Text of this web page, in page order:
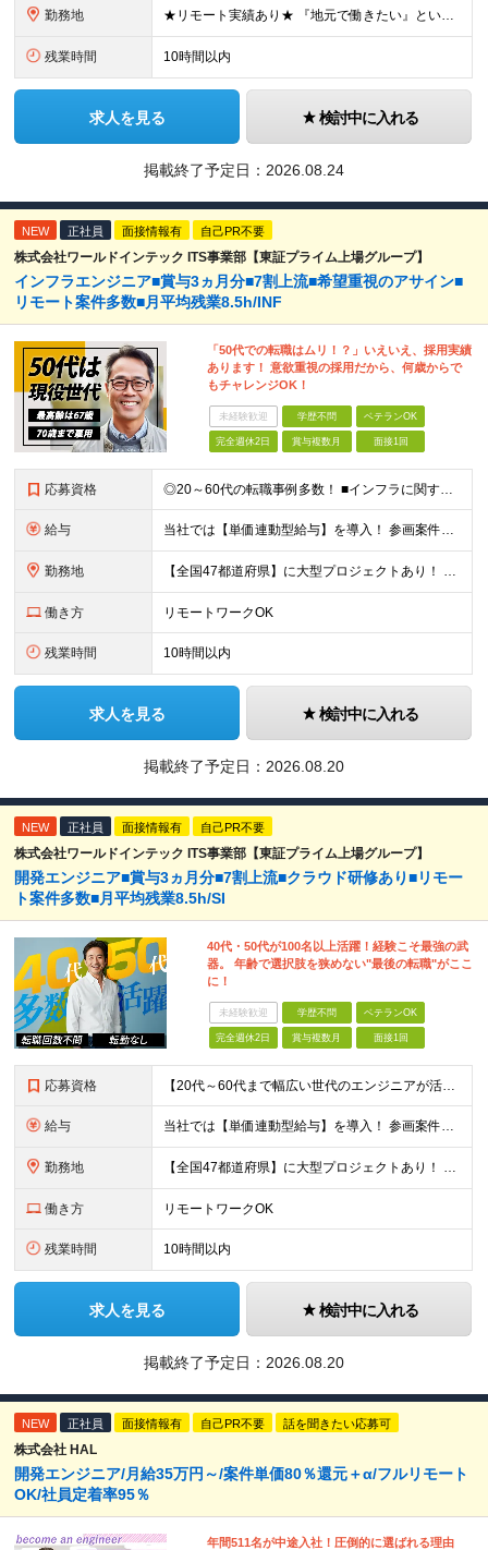
勤務地 ★リモート実績あり★ 『地元で働きたい』という希望に、業界トップクラス約7,000件の取引事業所数、90,000件以上のプロジェクトから検討をいたします。 全国の取引先での就業となります（沖縄を除
残業時間 10時間以内
求人を見る 検討中に入れる
掲載終了予定日： 2026.08.24
NEW 正社員 面接情報有 自己PR不要
株式会社ワールドインテック ITS事業部【東証プライム上場グループ】
インフラエンジニア■賞与3ヵ月分■7割上流■希望重視のアサイン■
リモート案件多数■月平均残業8.5h/INF
「50代での転職はムリ！？」いえいえ、採用実績
あります！ 意欲重視の採用だから、何歳からで
もチャレンジOK！
未経験歓迎 学歴不問 ベテランOK
完全週休2日 賞与複数月 面接1回
応募資格 ◎20～60代の転職事例多数！ ■インフラに関する何らかのご経験 ■学歴不問/転職回数は一切不問！
給与 当社では【単価連動型給与】を導入！ 参画案件の契約単価に連動して給与が決定。 還元率は単価の【70％～80％】と東証プライム上場グループとして高水準です！（社会保険料・教育コスト含む） ■関東：月給
勤務地 【全国47都道府県】に大型プロジェクトあり！ 主要勤務地： 北海道/宮城県/栃木県/埼玉県/千葉県/東京都/神奈川県/愛知県/大阪府/京都府/兵庫県/広島県/福岡県/熊本県 ※勤務エリアは、あなたの
働き方 リモートワークOK
残業時間 10時間以内
求人を見る 検討中に入れる
掲載終了予定日： 2026.08.20
NEW 正社員 面接情報有 自己PR不要
株式会社ワールドインテック ITS事業部【東証プライム上場グループ】
開発エンジニア■賞与3ヵ月分■7割上流■クラウド研修あり■リモー
ト案件多数■月平均残業8.5h/SI
40代・50代が100名以上活躍！経験こそ最強の武
器。 年齢で選択肢を狭めない"最後の転職"がここ
に！
未経験歓迎 学歴不問 ベテランOK
完全週休2日 賞与複数月 面接1回
応募資格 【20代～60代まで幅広い世代のエンジニアが活躍してます】 ■学歴不問 ■転職回数不問 ■開発経験（年数不問）をお持ちの方
給与 当社では【単価連動型給与】を導入！ 参画案件の契約単価に連動して給与が決定。 還元率は単価の【70％～80％】と東証プライム上場グループとして高水準です！（社会保険料・教育コスト含む） ■関東：月給
勤務地 【全国47都道府県】に大型プロジェクトあり！ 主要勤務地： 北海道/宮城県/栃木県/埼玉県/千葉県/東京都/神奈川県/愛知県/大阪府/京都府/兵庫県/広島県/福岡県/熊本県 ※勤務エリアは、あなたの
働き方 リモートワークOK
残業時間 10時間以内
求人を見る 検討中に入れる
掲載終了予定日： 2026.08.20
NEW 正社員 面接情報有 自己PR不要 話を聞きたい応募可
株式会社 HAL
開発エンジニア/月給35万円～/案件単価80％還元＋α/フルリモート
OK/社員定着率95％
年間511名が中途入社！圧倒的に選ばれる理由